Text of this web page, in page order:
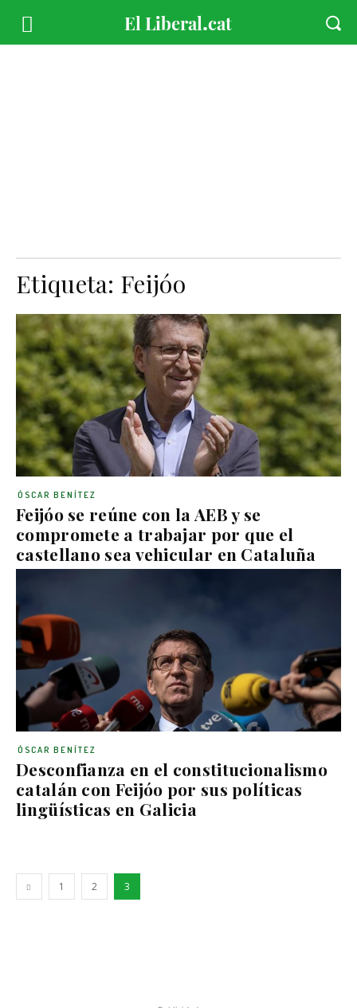
Etiqueta: Feijóo
Feijóo se reúne con la AEB y se
compromete a trabajar por que el
castellano sea vehicular en Cataluña
ÓSCAR BENÍTEZ
Desconfianza en el constitucionalismo
catalán con Feijóo por sus políticas
lingüísticas en Galicia
ÓSCAR BENÍTEZ
1 2 3